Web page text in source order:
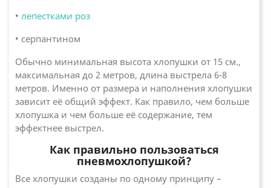
• лепестками роз
• серпантином
Обычно минимальная высота хлопушки от 15 см.,
максимальная до 2 метров, длина выстрела 6-8
метров. Именно от размера и наполнения хлопушки
зависит её общий эффект. Как правило, чем больше
хлопушка и чем больше её содержание, тем
эффектнее выстрел.
Как правильно пользоваться
пневмохлопушкой?
Все хлопушки созданы по одному принципу –